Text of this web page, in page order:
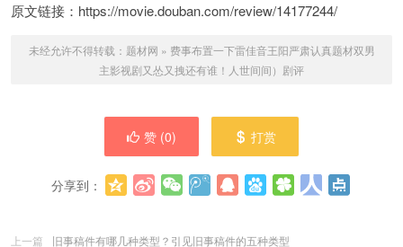
原文链接：https://movie.douban.com/review/14177244/
未经允许不得转载： 题材网 » 费事布置一下雷佳音王阳严肃认真题材双男
主影视剧又怂又拽还有谁！人世间间）剧评
赞 (0) 打赏
分享到：
上一篇
旧事稿件有哪几种类型？引见旧事稿件的五种类型